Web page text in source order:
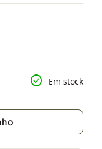
para
check_circle Em stock